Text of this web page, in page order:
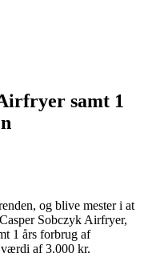
samt 1
og blive mester i at
Sobczyk Airfryer,
1 års forbrug af
værdi af 3.000 kr.